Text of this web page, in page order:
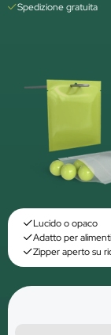
Spedizione gratuita
Lucido o opaco
Adatto per alimenti
Zipper aperto su